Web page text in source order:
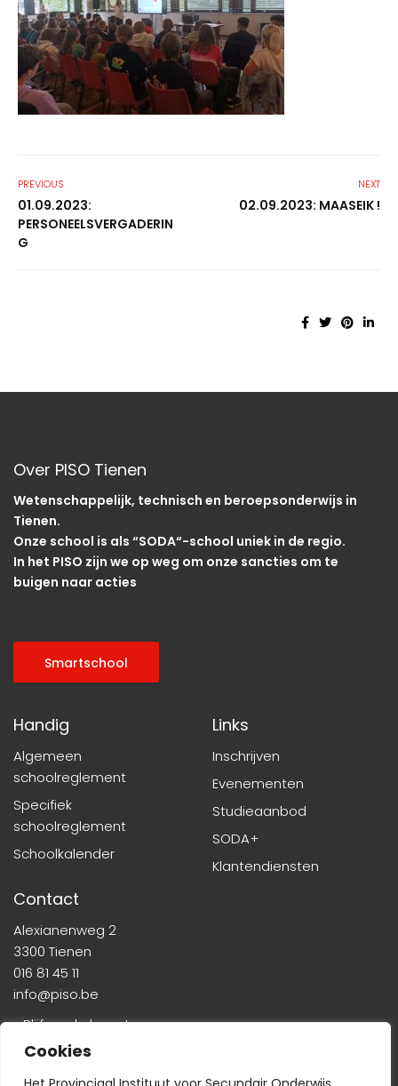
Cookies
PREVIOUS
01.09.2023:
PERSONEELSVERGADERIN
G
NEXT
02.09.2023: MAASEIK !
Over PISO Tienen
Wetenschappelijk, technisch en beroepsonderwijs in
Tienen.
Onze school is als “SODA“-school uniek in de regio.
In het PISO zijn we op weg om onze sancties om te
buigen naar acties
Smartschool
Handig
Algemeen
schoolreglement
Specifiek
schoolreglement
Schoolkalender
Links
Inschrijven
Evenementen
Studieaanbod
SODA+
Klantendiensten
Contact
Alexianenweg 2
3300 Tienen
016 81 45 11
info@piso.be
» Blijf op de hoogte